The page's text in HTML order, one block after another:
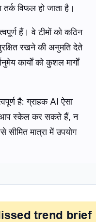
तर्क विफल हो जाता है।
हैं। वे टीमों को कठिन
रखने की अनुमति देते
कार्यों को कुशल मार्गों
है: ग्राहक AI ऐसा
आप स्केल कर सकते हैं, न
सीमित मात्रा में उपयोग